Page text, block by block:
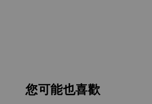
您可能也喜歡